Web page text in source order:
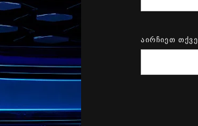
აირჩიეთ